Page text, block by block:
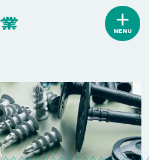
MENU